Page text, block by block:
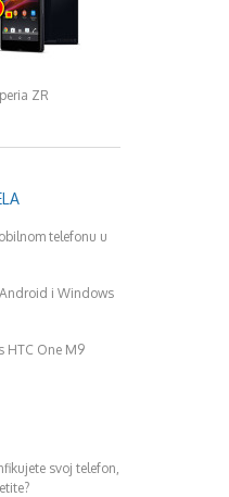
ZR
telefonu u
i Windows
HTC One M9
svoj telefon,